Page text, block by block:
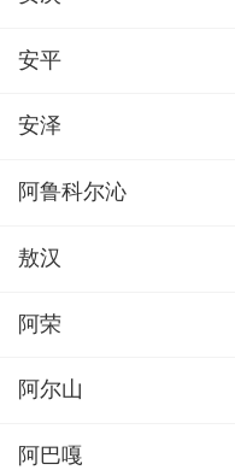
安平
安泽
阿鲁科尔沁
敖汉
阿荣
阿尔山
阿巴嘎